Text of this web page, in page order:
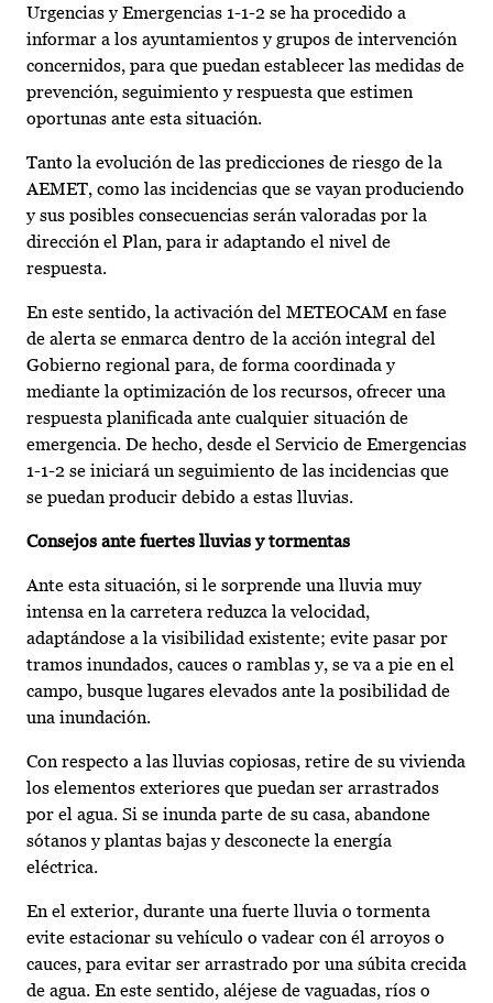
Urgencias y Emergencias 1-1-2 se ha procedido a
informar a los ayuntamientos y grupos de intervención
concernidos, para que puedan establecer las medidas de
prevención, seguimiento y respuesta que estimen
oportunas ante esta situación.
Tanto la evolución de las predicciones de riesgo de la
AEMET, como las incidencias que se vayan produciendo
y sus posibles consecuencias serán valoradas por la
dirección el Plan, para ir adaptando el nivel de
respuesta.
En este sentido, la activación del METEOCAM en fase
de alerta se enmarca dentro de la acción integral del
Gobierno regional para, de forma coordinada y
mediante la optimización de los recursos, ofrecer una
respuesta planificada ante cualquier situación de
emergencia. De hecho, desde el Servicio de Emergencias
1-1-2 se iniciará un seguimiento de las incidencias que
se puedan producir debido a estas lluvias.
Consejos ante fuertes lluvias y tormentas
Ante esta situación, si le sorprende una lluvia muy
intensa en la carretera reduzca la velocidad,
adaptándose a la visibilidad existente; evite pasar por
tramos inundados, cauces o ramblas y, se va a pie en el
campo, busque lugares elevados ante la posibilidad de
una inundación.
Con respecto a las lluvias copiosas, retire de su vivienda
los elementos exteriores que puedan ser arrastrados
por el agua. Si se inunda parte de su casa, abandone
sótanos y plantas bajas y desconecte la energía
eléctrica.
En el exterior, durante una fuerte lluvia o tormenta
evite estacionar su vehículo o vadear con él arroyos o
cauces, para evitar ser arrastrado por una súbita crecida
de agua. En este sentido, aléjese de vaguadas, ríos o